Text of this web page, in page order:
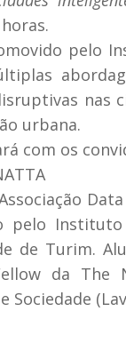
pelo
nas
urbana.
com os
pelo
de Turim.
da The
Sociedade